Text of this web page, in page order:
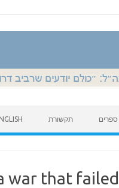
ספרים תקשורת
war that